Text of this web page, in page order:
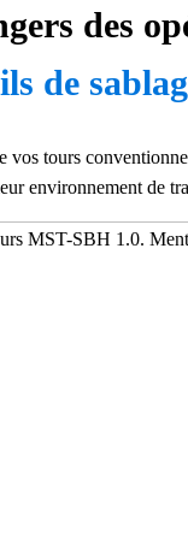
des
de
vos tours
environnement de